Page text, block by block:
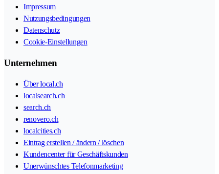
Impressum
Nutzungsbedingungen
Datenschutz
Cookie-Einstellungen
Unternehmen
Über local.ch
localsearch.ch
search.ch
renovero.ch
localcities.ch
Eintrag erstellen / ändern / löschen
Kundencenter für Geschäftskunden
Unerwünschtes Telefonmarketing